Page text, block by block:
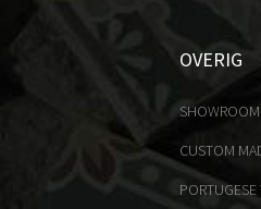
OVERIG
SHOWROOM
CUSTOM